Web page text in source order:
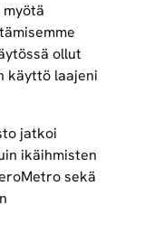
ollut
käyttö laajeni
jatkoi
ikäihmisten
sekä